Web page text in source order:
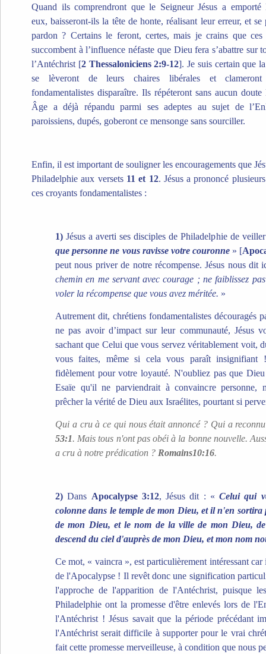
Quand ils comprendront que le Seigneur Jésus a emporté
eux, baisseront-ils la tête de honte, réalisant leur erreur, et
pardon ? Certains le feront, certes, mais je crains que
succombent à l’influence néfaste que Dieu fera s’abattre
l’Antéchrist [2 Thessaloniciens 2:9-12]. Je suis certain que
se lèveront de leurs chaires libérales et
fondamentalistes disparaître. Ils répéteront sans aucun
Âge a déjà répandu parmi ses adeptes au sujet de
paroissiens, dupés, goberont ce mensonge sans sourciller.
Enfin, il est important de souligner les encouragements que
Philadelphie aux versets 11 et 12. Jésus a prononcé
ces croyants fondamentalistes :
1) Jésus a averti ses disciples de Philadelphie de
que personne ne vous ravisse votre couronne » [
peut nous priver de notre récompense. Jésus nous
chemin en me servant avec courage ; ne faiblissez
voler la récompense que vous avez méritée. »
Autrement dit, chrétiens fondamentalistes découragés
ne pas avoir d’impact sur leur communauté, Jésus
sachant que Celui que vous servez véritablement voit,
vous faites, même si cela vous paraît insignifiant !
fidèlement pour votre loyauté. N'oubliez pas que
Esaïe qu'il ne parviendrait à convaincre personne,
prêcher la vérité de Dieu aux Israélites, pourtant si
Qui a cru à ce qui nous était annoncé ? Qui a
53:1. Mais tous n'ont pas obéi à la bonne nouvelle.
a cru à notre prédication ? Romains10:16.
2)Dans Apocalypse 3:12, Jésus dit : «Celui qui
colonne dans le temple de mon Dieu, et il n'en
de mon Dieu, et le nom de la ville de mon Dieu,
descend du ciel d'auprès de mon Dieu, et mon nom
Ce mot, « vaincra », est particulièrement intéressant
de l'Apocalypse ! Il revêt donc une signification
l'approche de l'apparition de l'Antéchrist, puisque
Philadelphie ont la promesse d'être enlevés lors de
l'Antéchrist ! Jésus savait que la période précédant
l'Antéchrist serait difficile à supporter pour le vrai
fait cette promesse merveilleuse, à condition que nous